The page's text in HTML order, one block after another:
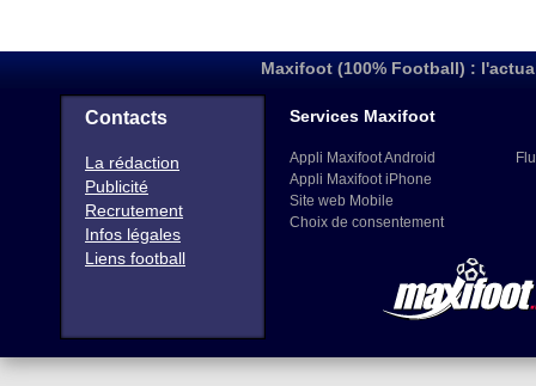
Maxifoot (100% Football) :
Contacts
La rédaction
Publicité
Recrutement
Infos légales
Liens football
Services Maxifoot
Appli Maxifoot Android
Appli Maxifoot iPhone
Site web Mobile
Choix de consentement